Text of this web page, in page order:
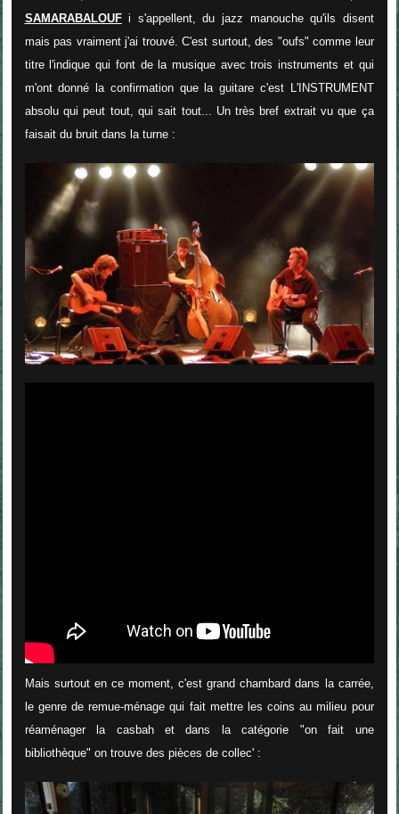
SAMARABALOUFi s'appellent, du jazz manouche qu'ils disent
mais pas vraiment j'ai trouvé. C'est surtout, des "oufs" comme leur
titre l'indique qui font de la musique avec trois instruments et qui
m'ont donné la confirmation que la guitare c'est L'INSTRUMENT
absolu qui peut tout, qui sait tout... Un très bref extrait vu que ça
faisait du bruit dans la turne :
Mais surtout en ce moment, c'est grand chambard dans la carrée,
le genre de remue-ménage qui fait mettre les coins au milieu pour
réaménager la casbah et dans la catégorie "on fait une
bibliothèque" on trouve des pièces de collec' :